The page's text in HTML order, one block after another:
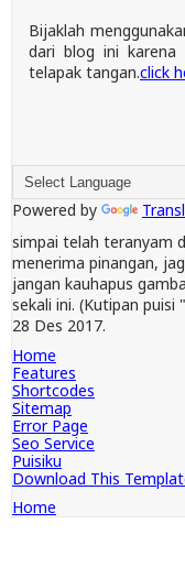
Bijaklah
dari blog ini karena
telapak tangan.click
Powered by
simpai telah teranyam
menerima pinangan,
jangan kauhapus
sekali ini. (Kutipan puisi
28 Des 2017.
Home
Features
Shortcodes
Sitemap
Error Page
Seo Service
Puisiku
Download This
Home